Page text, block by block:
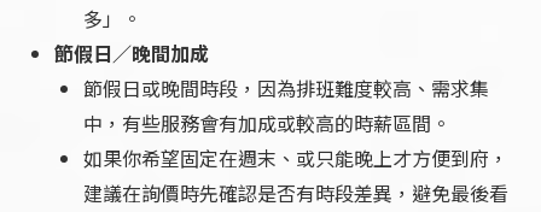
多」。
節假日／晚間加成
節假日或晚間時段，因為排班難度較高、需求集
中，有些服務會有加成或較高的時薪區間。
如果你希望固定在週末、或只能晚上才方便到府，
建議在詢價時先確認是否有時段差異，避免最後看